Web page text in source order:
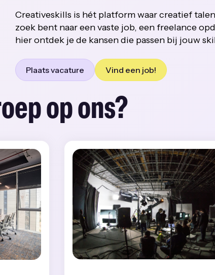
Creativeskills is hét platform waar creatief
zoek bent naar een vaste job, een freelance
hier ontdek je de kansen die passen bij jouw
Plaats vacature Vind een job!
op ons?